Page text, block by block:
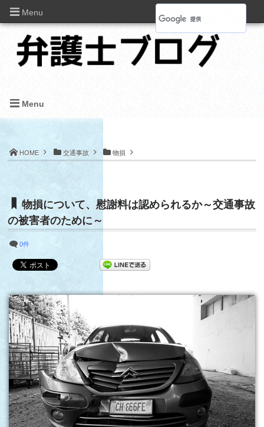
HOME 交通事故 物損
物損について、慰謝料は認められるか～交通事故
の被害者のために～
0件
Menu
Menu